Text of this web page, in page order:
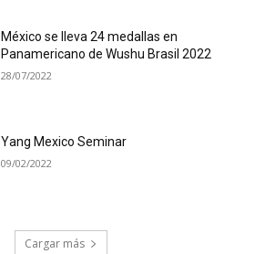
México se lleva 24 medallas en
Panamericano de Wushu Brasil 2022
28/07/2022
Yang Mexico Seminar
09/02/2022
Cargar más